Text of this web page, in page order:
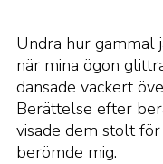
Undra hur gammal
när mina ögon
dansade vackert
Berättelse efter
visade dem stolt
berömde mig.